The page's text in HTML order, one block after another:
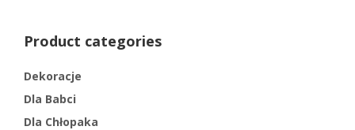
Product categories
Dekoracje
Dla Babci
Dla Chłopaka